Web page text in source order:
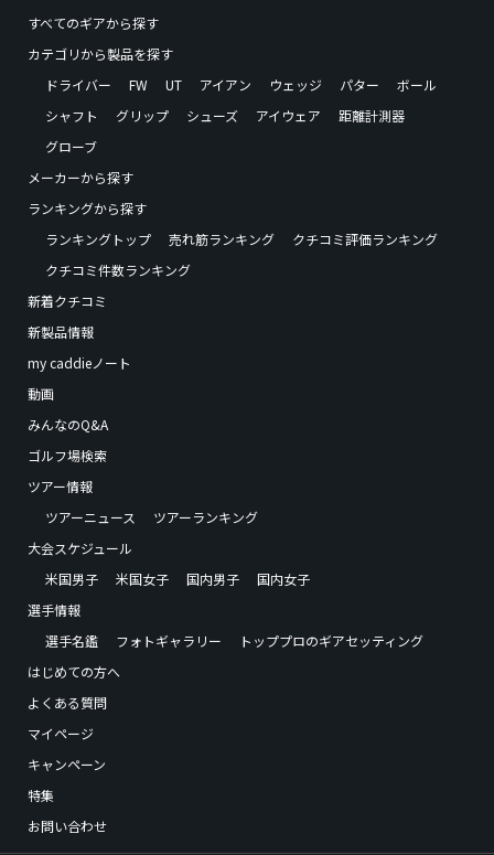
すべてのギアから探す
カテゴリから製品を探す
ドライバー
FW UT アイアン ウェッジ パター
ボール
シャフト
グリップ シューズ アイウェア
距離計測器
グローブ
メーカーから探す
ランキングから探す
ランキングトップ
売れ筋ランキング
クチコミ評価ランキング
クチコミ件数ランキング
新着クチコミ
新製品情報
my caddieノート
動画
みんなのQ&A
ゴルフ場検索
ツアー情報
ツアーニュース
ツアーランキング
大会スケジュール
米国男子
米国女子 国内男子
国内女子
選手情報
選手名鑑
フォトギャラリー
トッププロのギアセッティング
はじめての方へ
よくある質問
マイページ
キャンペーン
特集
お問い合わせ